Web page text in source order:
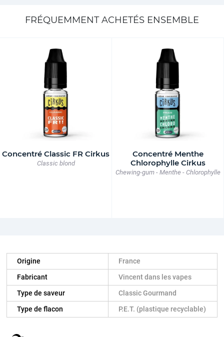
FRÉQUEMMENT ACHETÉS ENSEMBLE
Concentré Classic FR Cirkus
Classic blond
Concentré Menthe
Chlorophylle Cirkus
Chewing-gum - Menthe - Chlorophylle
Origine
France
Fabricant
Vincent dans les vapes
Type de saveur
Classic Gourmand
Type de flacon
P.E.T. (plastique recyclable)